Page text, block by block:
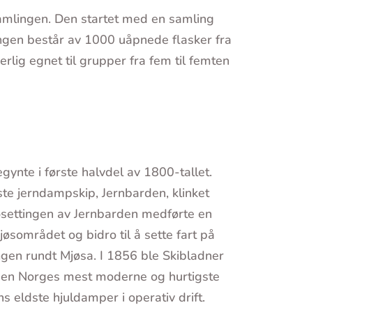
Den startet med en samling
består av 1000 uåpnede flasker fra
egnet til grupper fra fem til femten
i første halvdel av 1800-tallet.
jerndampskip, Jernbarden, klinket
av Jernbarden medførte en
og bidro til å sette fart på
rundt Mjøsa. I 1856 ble Skibladner
Norges mest moderne og hurtigste
eldste hjuldamper i operativ drift.